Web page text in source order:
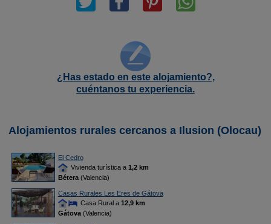
¿Has estado en este alojamiento?,
cuéntanos tu experiencia.
Alojamientos rurales cercanos a Ilusion (Olocau)
El Cedro
Vivienda turística a 1,2 km
Bétera(Valencia)
Casas Rurales Les Eres de Gátova
Casa Rural a 12,9 km
Gátova(Valencia)